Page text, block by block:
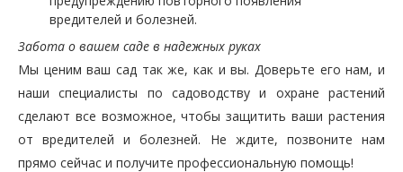
вредителей и болезней.
Забота о вашем саде в надежных руках
Мы ценим ваш сад так же, как и вы. Доверьте его нам, и
наши специалисты по садоводству и охране растений
сделают все возможное, чтобы защитить ваши растения
от вредителей и болезней. Не ждите, позвоните нам
прямо сейчас и получите профессиональную помощь!